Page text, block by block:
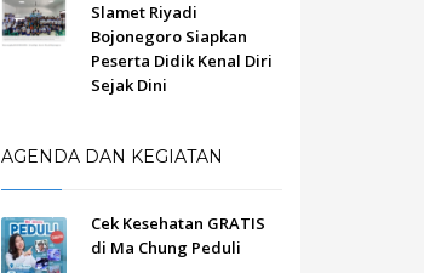
Slamet Riyadi
Bojonegoro Siapkan
Peserta Didik Kenal Diri
Sejak Dini
AGENDA DAN KEGIATAN
Cek Kesehatan GRATIS
di Ma Chung Peduli